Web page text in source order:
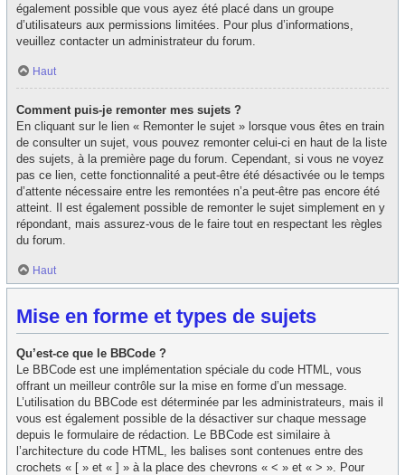
également possible que vous ayez été placé dans un groupe
d’utilisateurs aux permissions limitées. Pour plus d’informations,
veuillez contacter un administrateur du forum.
Haut
Comment puis-je remonter mes sujets ?
En cliquant sur le lien « Remonter le sujet » lorsque vous êtes en train
de consulter un sujet, vous pouvez remonter celui-ci en haut de la liste
des sujets, à la première page du forum. Cependant, si vous ne voyez
pas ce lien, cette fonctionnalité a peut-être été désactivée ou le temps
d’attente nécessaire entre les remontées n’a peut-être pas encore été
atteint. Il est également possible de remonter le sujet simplement en y
répondant, mais assurez-vous de le faire tout en respectant les règles
du forum.
Haut
Mise en forme et types de sujets
Qu’est-ce que le BBCode ?
Le BBCode est une implémentation spéciale du code HTML, vous
offrant un meilleur contrôle sur la mise en forme d’un message.
L’utilisation du BBCode est déterminée par les administrateurs, mais il
vous est également possible de la désactiver sur chaque message
depuis le formulaire de rédaction. Le BBCode est similaire à
l’architecture du code HTML, les balises sont contenues entre des
crochets « [ » et « ] » à la place des chevrons « < » et « > ». Pour